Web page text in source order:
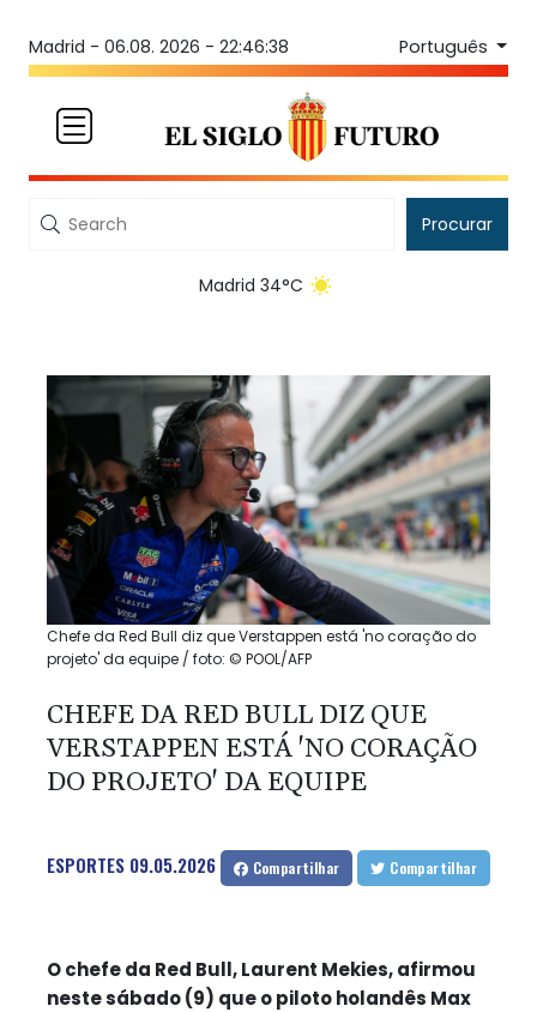
Madrid - 06.08. 2026 - 22:46:38 Português
Procurar
Madrid 34°C
Chefe da Red Bull diz que Verstappen está 'no coração do
projeto' da equipe / foto: © POOL/AFP
CHEFE DA RED BULL DIZ QUE
VERSTAPPEN ESTÁ 'NO CORAÇÃO
DO PROJETO' DA EQUIPE
ESPORTES 09.05.2026 Compartilhar Compartilhar
O chefe da Red Bull, Laurent Mekies, afirmou
neste sábado (9) que o piloto holandês Max